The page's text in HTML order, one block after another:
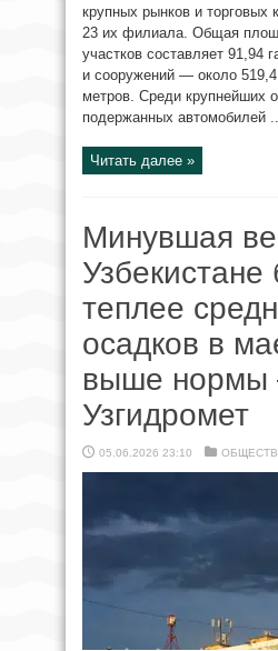
крупных рынков и торговых
23 их филиала. Общая
участков составляет 91,94
и сооружений — около
метров. Среди крупнейших
подержанных автомобилей
Читать далее »
Минувшая
теплее
осадков в
выше
Узгидромет
05.06.2026 23:10